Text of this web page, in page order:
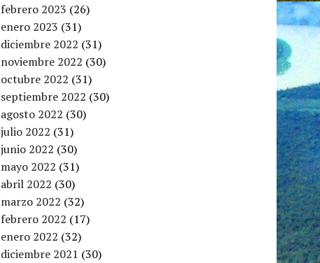
febrero 2023 (26)
enero 2023 (31)
diciembre 2022 (31)
noviembre 2022 (30)
octubre 2022 (31)
septiembre 2022 (30)
agosto 2022 (30)
julio 2022 (31)
junio 2022 (30)
mayo 2022 (31)
abril 2022 (30)
marzo 2022 (32)
febrero 2022 (17)
enero 2022 (32)
diciembre 2021 (30)